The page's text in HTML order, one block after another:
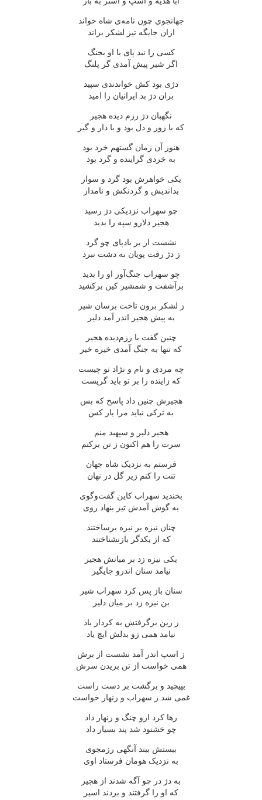
جهانجوی چون نامه‌ی شاه خواند
ازان جایگه تیز لشکر براند
کسی را نبد پای با او بجنگ
اگر شیر پیش آمدی گر پلنگ
دژی بود کش خواندندی سپید
بران دژ بد ایرانیان را امید
نگهبان دژ رزم دیده هجیر
که با زور و دل بود و با دار و گیر
هنوز آن زمان گستهم خرد بود
به خردی گراینده و گرد بود
یکی خواهرش بود گرد و سوار
بداندیش و گردنکش و نامدار
چو سهراب نزدیکی دژ رسید
هجیر دلارو سپه را بدید
نشست از بر بادپای چو گرد
ز دژ رفت پویان به دشت نبرد
چو سهراب جنگ‌آور او را بدید
برآشفت و شمشیر کین برکشید
ز لشکر برون تاخت برسان شیر
به پیش هجیر اندر آمد دلیر
چنین گفت با رزم‌دیده هجیر
که تنها به جنگ آمدی خیره خیر
چه مردی و نام و نژاد تو چیست
که زاینده را بر تو باید گریست
هجیرش چنین داد پاسخ که بس
به ترکی نباید مرا یار کس
هجیر دلیر و سپهبد منم
سرت را هم اکنون ز تن برکنم
فرستم به نزدیک شاه جهان
تنت را کنم زیر گل در نهان
بخندید سهراب کاین گفت‌وگوی
به گوش آمدش تیز بنهاد روی
چنان نیزه بر نیزه برساختند
که از یکدگر بازنشناختند
یکی نیزه زد بر میانش هجیر
نیامد سنان اندرو جایگیر
سنان باز پس کرد سهراب شیر
بن نیزه زد بر میان دلیر
ز زین برگرفتش به کردار باد
نیامد همی زو بدلش ایچ یاد
ز اسپ اندر آمد نشست از برش
همی خواست از تن بریدن سرش
بپیچید و برگشت بر دست راست
غمی شد ز سهراب و زنهار خواست
رها کرد ازو چنگ و زنهار داد
چو خشنود شد پند بسیار داد
ببستش ببند آنگهی رزمجوی
به نزدیک هومان فرستاد اوی
به دژ در چو آگه شدند از هجیر
که او را گرفتند و بردند اسیر